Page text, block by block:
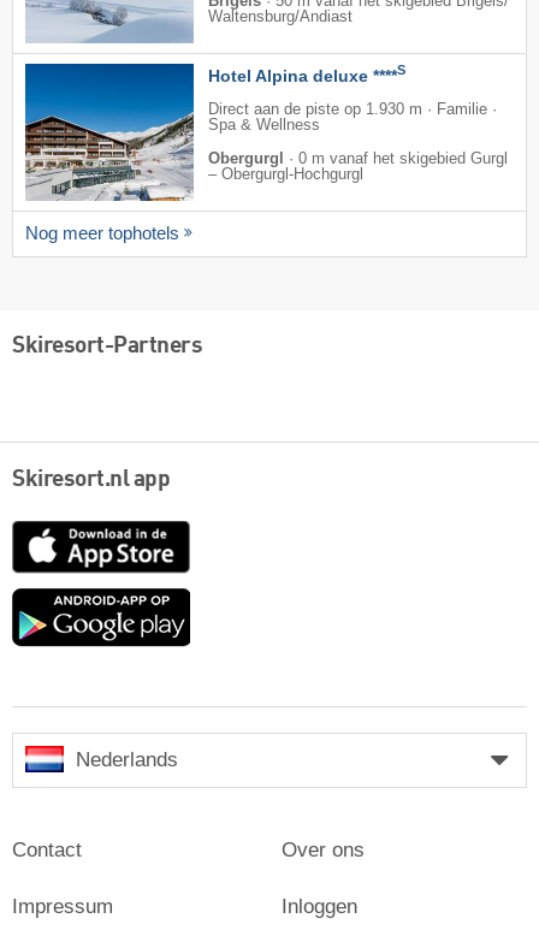
Waltensburg/​Andiast
Hotel Alpina deluxe ****S
Direct aan de piste op 1.930 m · Familie ·
Spa & Wellness
Obergurgl
· 0 m vanaf het skigebied Gurgl
– Obergurgl-Hochgurgl
Nog meer tophotels
Skiresort-Partners
Skiresort.nl app
App
Google
Nederlands
Contact
Impressum
Over ons
Inloggen